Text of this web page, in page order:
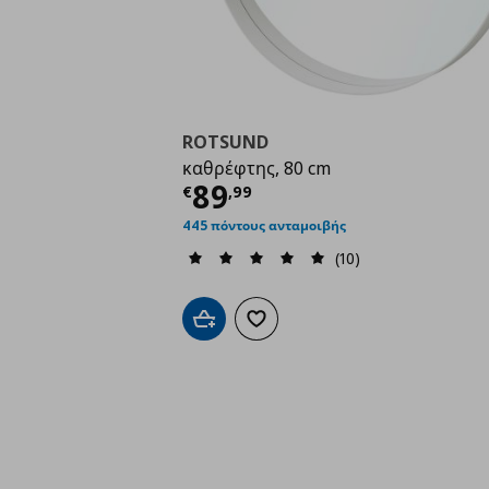
ROTSUND
καθρέφτης, 80 cm
€89,99
Τρέχουσα τιμή
445 πόντους ανταμοιβής
(10)
Προσθήκη στο καλάθι
Προσθήκη στα αγαπημένα